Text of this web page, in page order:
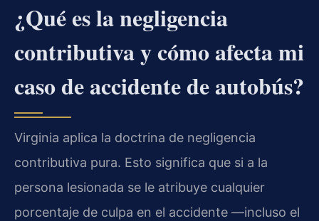
¿Qué es la negligencia
contributiva y cómo afecta mi
caso de accidente de autobús?
Virginia aplica la doctrina de negligencia
contributiva pura. Esto significa que si a la
persona lesionada se le atribuye cualquier
porcentaje de culpa en el accidente —incluso el